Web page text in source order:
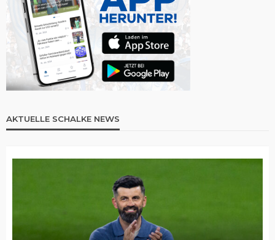
AKTUELLE SCHALKE NEWS